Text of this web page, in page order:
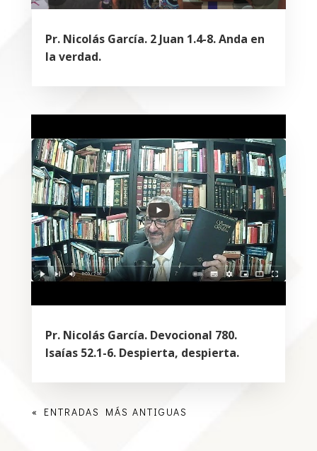
Pr. Nicolás García. 2 Juan 1.4-8. Anda en
la verdad.
Pr. Nicolás García. Devocional 780.
Isaías 52.1-6. Despierta, despierta.
« ENTRADAS MÁS ANTIGUAS